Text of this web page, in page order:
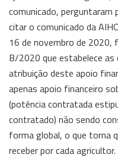
comunicado, perguntaram
citar o comunicado da
16 de novembro de 2020,
B/2020 que estabelece
atribuição deste apoio
apenas apoio financeiro
(potência contratada
contratado) não sendo
forma global, o que torna
receber por cada agricultor.